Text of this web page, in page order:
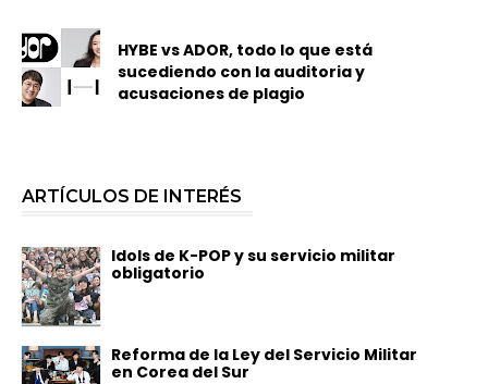
HYBE vs ADOR, todo lo que está
sucediendo con la auditoria y
acusaciones de plagio
ARTÍCULOS DE INTERÉS
Idols de K-POP y su servicio militar
obligatorio
Reforma de la Ley del Servicio Militar
en Corea del Sur